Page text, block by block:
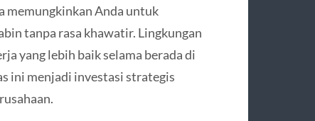
memungkinkan Anda untuk
tanpa rasa khawatir. Lingkungan
yang lebih baik selama berada di
ini menjadi investasi strategis